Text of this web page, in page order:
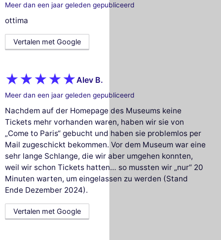
Meer dan een jaar geleden gepubliceerd
ottima
Vertalen met Google
Alev B.
Meer dan een jaar geleden gepubliceerd
Nachdem auf der Homepage des Museums keine
Tickets mehr vorhanden waren, haben wir sie von
„Come to Paris“ gebucht und haben sie problemlos per
Mail zugeschickt bekommen. Vor dem Museum war eine
sehr lange Schlange, die wir aber umgehen konnten,
weil wir schon Tickets hatten… so mussten wir „nur“ 20
Minuten warten, um eingelassen zu werden (Stand
Ende Dezember 2024).
Vertalen met Google